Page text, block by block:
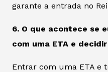
garante a entrada no
6. O que acontece se
com uma ETA e
Entrar com uma ETA e